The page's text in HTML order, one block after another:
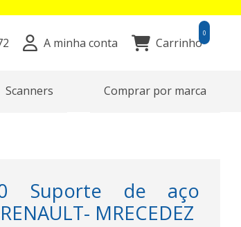
A minha conta Carrinho
0
Scanners Comprar por marca
Suporte de aço
MRECEDEZ